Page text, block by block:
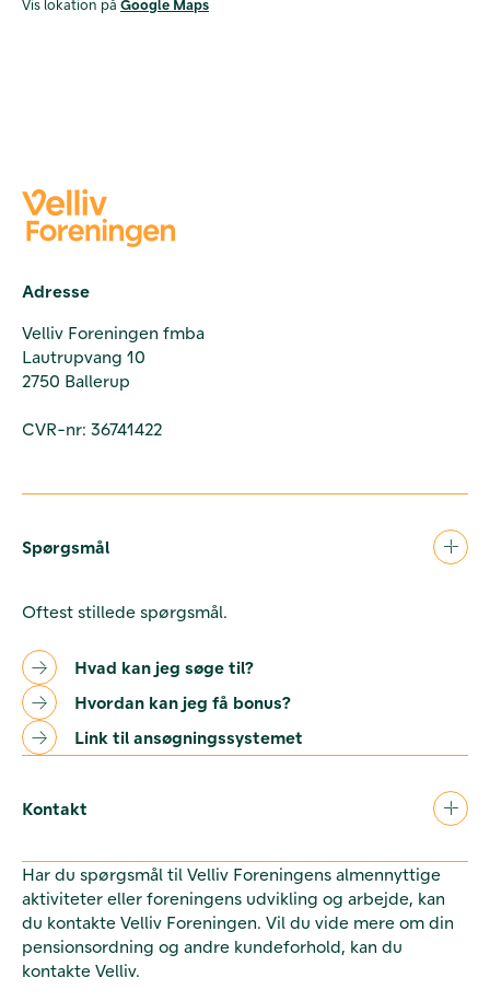
Vis lokation på Google Maps
Adresse
Velliv Foreningen fmba
Lautrupvang 10
2750 Ballerup
CVR-nr: 36741422
Spørgsmål
Oftest stillede spørgsmål.
Hvad kan jeg søge til?
Hvordan kan jeg få bonus?
Link til ansøgningssystemet
Kontakt
Har du spørgsmål til Velliv Foreningens almennyttige
aktiviteter eller foreningens udvikling og arbejde, kan
du kontakte Velliv Foreningen. Vil du vide mere om din
pensionsordning og andre kundeforhold, kan du
kontakte Velliv.